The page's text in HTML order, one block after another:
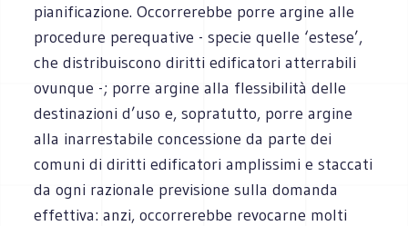
pianificazione. Occorrerebbe porre argine alle
procedure perequative - specie quelle ‘estese’,
che distribuiscono diritti edificatori atterrabili
ovunque -; porre argine alla flessibilità delle
destinazioni d’uso e, sopratutto, porre argine
alla inarrestabile concessione da parte dei
comuni di diritti edificatori amplissimi e staccati
da ogni razionale previsione sulla domanda
effettiva: anzi, occorrerebbe revocarne molti